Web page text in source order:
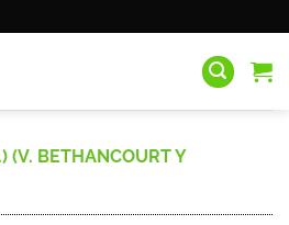
(V. BETHANCOURT Y